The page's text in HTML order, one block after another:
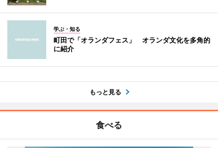
学ぶ・知る
町田で「オランダフェス」 オランダ文化を多角的
に紹介
もっと見る
食べる